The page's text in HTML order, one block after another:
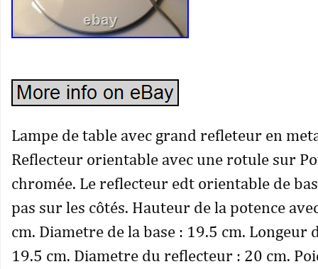
Lampe de table avec grand refleteur en
Reflecteur orientable avec une rotule sur
chromée. Le reflecteur edt orientable de
pas sur les côtés. Hauteur de la potence
cm. Diametre de la base : 19.5 cm. Longeur
19.5 cm. Diametre du reflecteur : 20 cm.